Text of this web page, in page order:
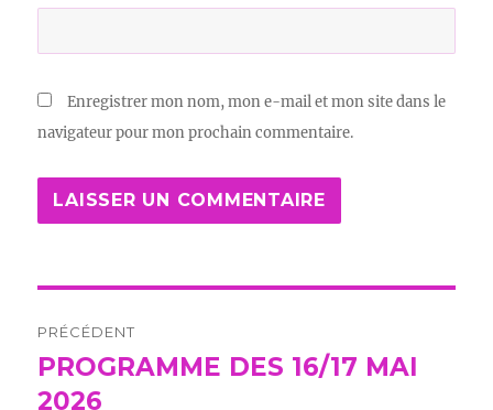
Enregistrer mon nom, mon e-mail et mon site dans le
navigateur pour mon prochain commentaire.
de
l’article
PRÉCÉDENT
Publication
précédente :
PROGRAMME DES 16/17 MAI
2026